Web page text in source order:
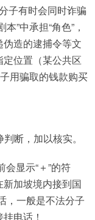
子有时会同时诈骗
”中承担“角色”，
造的逮捕令等文
位置（某公共区
用骗取的钱款购买
断，加以核实。
会显示“＋”的符
加坡境内接到国
，一般是不法分子
电话！